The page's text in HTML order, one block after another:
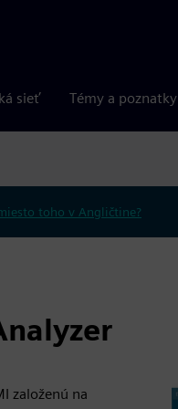
sieť Témy a poznatky
toho v Angličtine?
založenú na